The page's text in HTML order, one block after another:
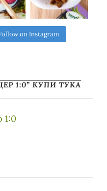
on Instagram
1:0” КУПИ ТУКА